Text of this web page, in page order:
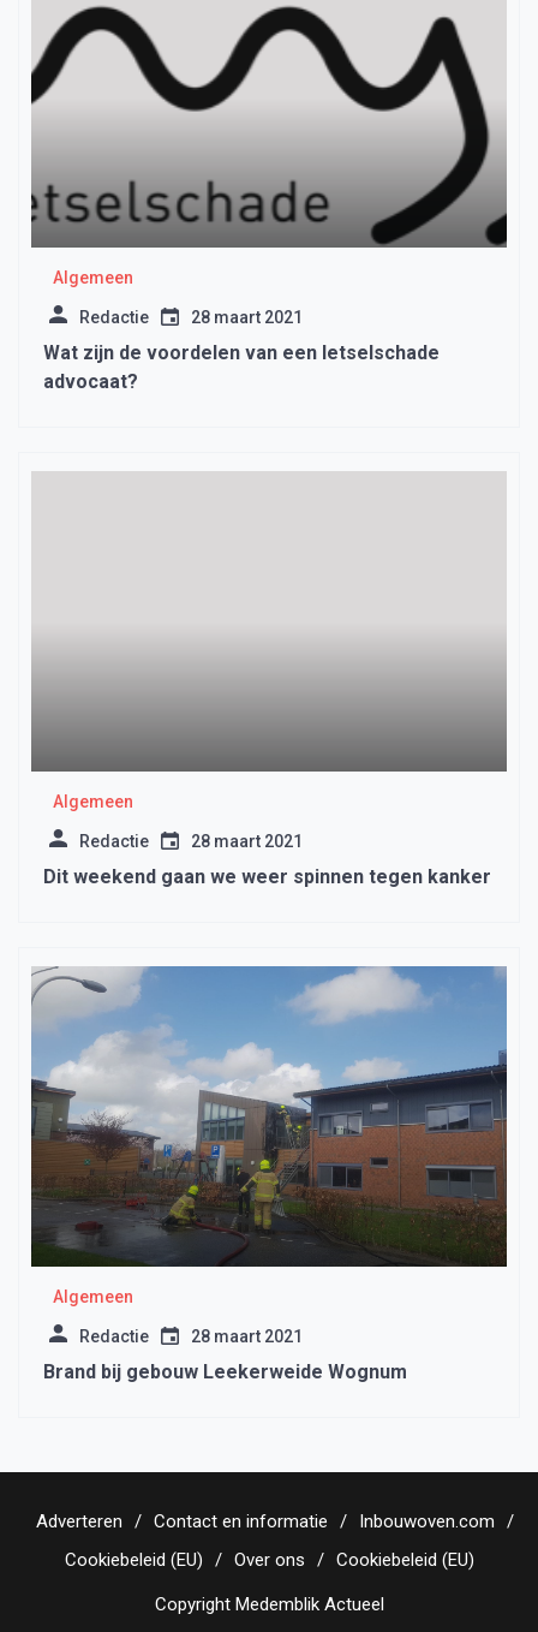
Algemeen
Redactie 28 maart 2021
Wat zijn de voordelen van een letselschade
advocaat?
Algemeen
Redactie 28 maart 2021
Dit weekend gaan we weer spinnen tegen kanker
Algemeen
Redactie 28 maart 2021
Brand bij gebouw Leekerweide Wognum
Adverteren Contact en informatie
Inbouwoven.com
Cookiebeleid (EU)
Over ons Cookiebeleid (EU)
Copyright Medemblik Actueel